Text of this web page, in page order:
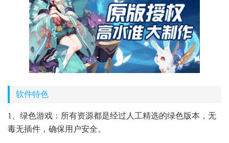
软件特色
1、绿色游戏：所有资源都是经过人工精选的绿色版本，无
毒无插件，确保用户安全。